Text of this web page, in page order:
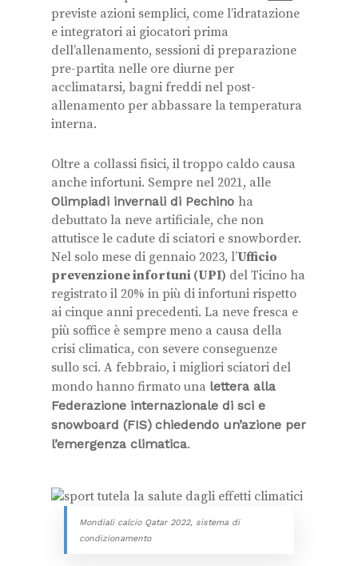
previste azioni semplici, come l’idratazione
e integratori ai giocatori prima
dell’allenamento, sessioni di preparazione
pre-partita nelle ore diurne per
acclimatarsi, bagni freddi nel post-
allenamento per abbassare la temperatura
interna.
Oltre a collassi fisici, il troppo caldo causa
anche infortuni. Sempre nel 2021, alle
Olimpiadi invernali di Pechino ha
debuttato la neve artificiale, che non
attutisce le cadute di sciatori e snowborder.
Nel solo mese di gennaio 2023, l’Ufficio
prevenzione infortuni (UPI) del Ticino ha
registrato il 20% in più di infortuni rispetto
ai cinque anni precedenti. La neve fresca e
più soffice è sempre meno a causa della
crisi climatica, con severe conseguenze
sullo sci. A febbraio, i migliori sciatori del
mondo hanno firmato una lettera alla
Federazione internazionale di sci e
snowboard (FIS) chiedendo un’azione per
l’emergenza climatica.
Mondiali calcio Qatar 2022, sistema di
condizionamento